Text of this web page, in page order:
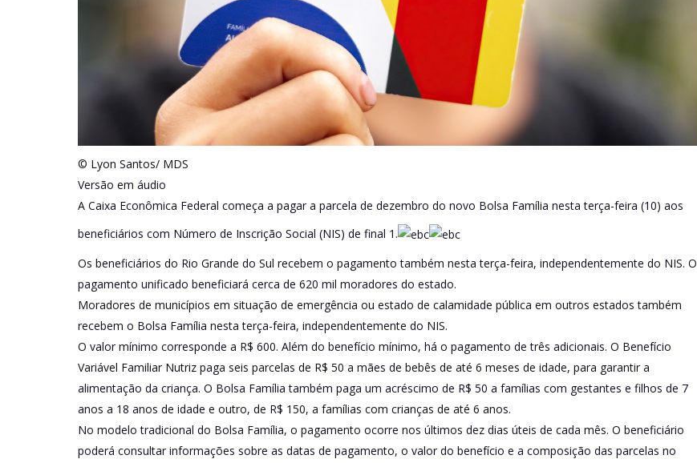
© Lyon Santos/ MDS
Versão em áudio
A Caixa Econômica Federal começa a pagar a parcela de dezembro do novo Bolsa Família nesta terça-feira (10) aos
beneficiários com Número de Inscrição Social (NIS) de final 1.
Os beneficiários do Rio Grande do Sul recebem o pagamento também nesta terça-feira, independentemente do NIS. O
pagamento unificado beneficiará cerca de 620 mil moradores do estado.
Moradores de municípios em situação de emergência ou estado de calamidade pública em outros estados também
recebem o Bolsa Família nesta terça-feira, independentemente do NIS.
O valor mínimo corresponde a R$ 600. Além do benefício mínimo, há o pagamento de três adicionais. O Benefício
Variável Familiar Nutriz paga seis parcelas de R$ 50 a mães de bebês de até 6 meses de idade, para garantir a
alimentação da criança. O Bolsa Família também paga um acréscimo de R$ 50 a famílias com gestantes e filhos de 7
anos a 18 anos de idade e outro, de R$ 150, a famílias com crianças de até 6 anos.
No modelo tradicional do Bolsa Família, o pagamento ocorre nos últimos dez dias úteis de cada mês. O beneficiário
poderá consultar informações sobre as datas de pagamento, o valor do benefício e a composição das parcelas no